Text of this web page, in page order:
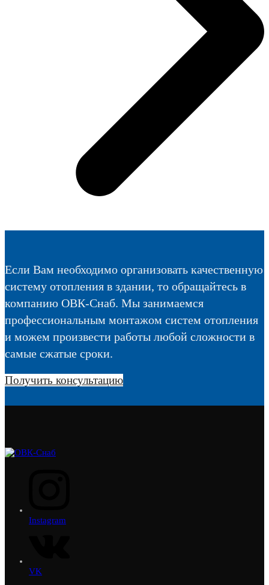
Если Вам необходимо организовать качественную
систему отопления в здании, то обращайтесь в
компанию ОВК-Снаб. Мы занимаемся
профессиональным монтажом систем отопления
и можем произвести работы любой сложности в
самые сжатые сроки.
Получить консультацию
Instagram
VK